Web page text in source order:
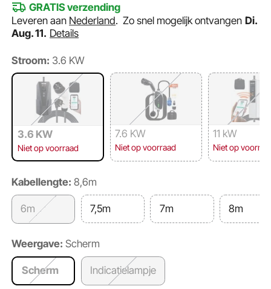
GRATIS verzending
Leveren aan Nederland.Zo snel mogelijk ontvangen Di.
Aug. 11. Details
Stroom: 3.6 KW
3.6 KW
Niet op voorraad
7.6 KW
Niet op voorraad
11 kW
Niet op
Kabellengte: 8,6m
6m 7,5m 7m 8m
Weergave: Scherm
Scherm Indicatielampje